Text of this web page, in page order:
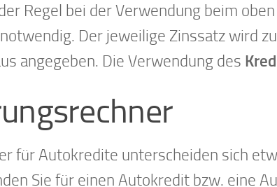
Regel bei der Verwendung beim
Der jeweilige Zinssatz wird
angegeben. Die Verwendung des
für Autokredite unterscheiden sich
Sie für einen Autokredit bzw. eine